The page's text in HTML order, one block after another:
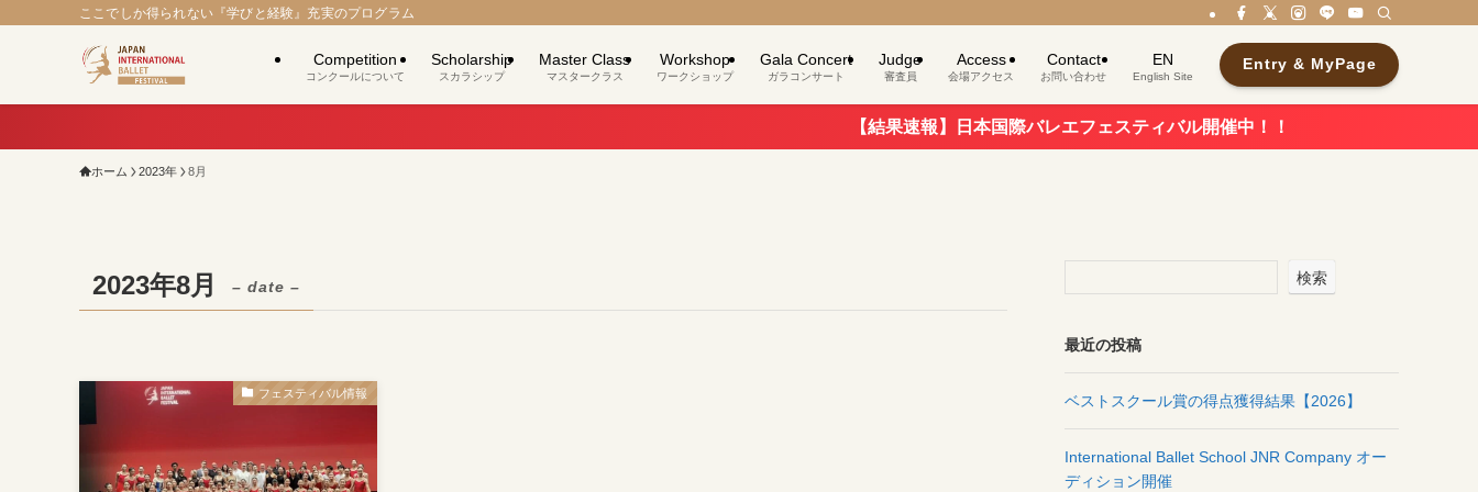
ここでしか得られない『学びと経験』充実のプログラム
Competition
コンクールについて
Scholarship
スカラシップ
Master Class
マスタークラス
Workshop
ワークショップ
Gala Concert
ガラコンサート
Judge
審査員
Access
会場アクセス
Contact
お問い合わせ
EN
English Site
Entry & MyPage
【結果速報】日本国際バレエフェスティバル開催中！！
ホーム 2023年 8月
2023年8月 – date –
フェスティバル情報
検索
最近の投稿
ベストスクール賞の得点獲得結果【2026】
International Ballet School JNR Company オー
ディション開催